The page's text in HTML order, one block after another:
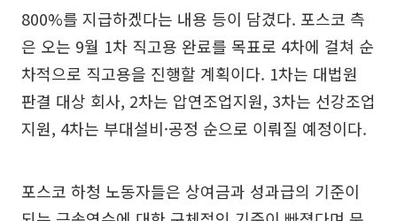
800%를 지급하겠다는 내용 등이 담겼다. 포스코 측
은 오는 9월 1차 직고용 완료를 목표로 4차에 걸쳐 순
차적으로 직고용을 진행할 계획이다. 1차는 대법원
판결 대상 회사, 2차는 압연조업지원, 3차는 선강조업
지원, 4차는 부대설비·공정 순으로 이뤄질 예정이다.
포스코 하청 노동자들은 상여금과 성과급의 기준이